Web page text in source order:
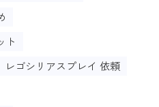
ト
レゴシリアスプレイ 依頼